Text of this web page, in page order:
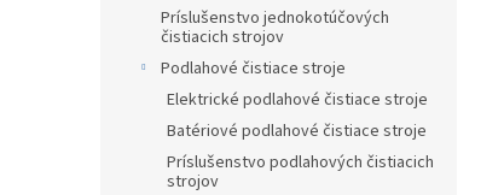
Príslušenstvo jednokotúčových
čistiacich strojov
Podlahové čistiace stroje
Elektrické podlahové čistiace stroje
Batériové podlahové čistiace stroje
Príslušenstvo podlahových čistiacich
strojov